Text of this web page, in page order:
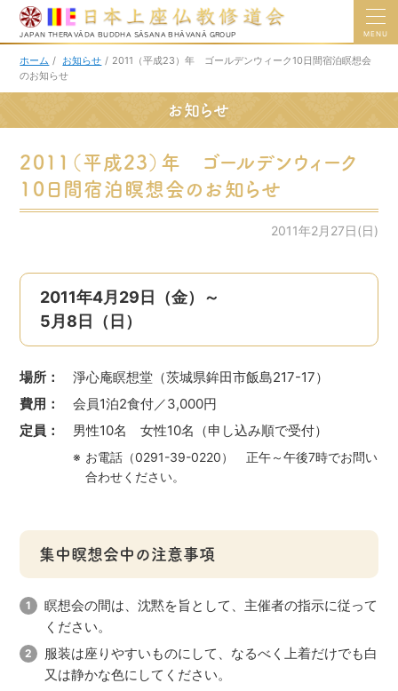
JAPAN THERAVĀDA BUDDHA SĀSANA BHĀVANĀ GROUP MENU
ホーム / お知らせ / 2011（平成23）年 ゴールデンウィーク10日間宿泊瞑想会
のお知らせ
お知らせ
2011（平成23）年 ゴールデンウィーク
10日間宿泊瞑想会のお知らせ
2011年2月27日(日)
2011年4月29日（金）～
5月8日（日）
場所：
淨心庵瞑想堂（茨城県鉾田市飯島217-17）
費用：
会員1泊2食付／3,000円
定員：
男性10名 女性10名（申し込み順で受付）
お電話（0291-39-0220） 正午～午後7時でお問い
合わせください。
集中瞑想会中の注意事項
瞑想会の間は、沈黙を旨として、主催者の指示に従って
ください。
服装は座りやすいものにして、なるべく上着だけでも白
又は静かな色にしてください。